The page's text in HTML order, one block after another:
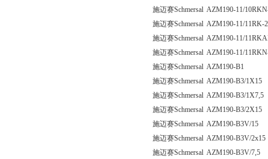
施迈赛Schmersal AZM190-11/
施迈赛Schmersal AZM190-11/11RK-
施迈赛Schmersal AZM190-11/
施迈赛Schmersal AZM190-11/
施迈赛Schmersal AZM190-B1
施迈赛Schmersal AZM190-B3/1X15
施迈赛Schmersal AZM190-B3/1X7,5
施迈赛Schmersal AZM190-B3/2X15
施迈赛Schmersal AZM190-B3V/15
施迈赛Schmersal AZM190-B3V/2x15
施迈赛Schmersal AZM190-B3V/7,5